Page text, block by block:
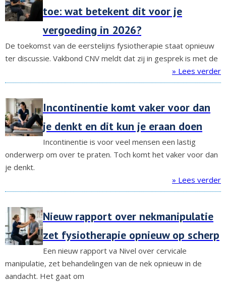
toe: wat betekent dit voor je
vergoeding in 2026?
De toekomst van de eerstelijns fysiotherapie staat opnieuw
ter discussie. Vakbond CNV meldt dat zij in gesprek is met de
» Lees verder
Incontinentie komt vaker voor dan
je denkt en dit kun je eraan doen
Incontinentie is voor veel mensen een lastig
onderwerp om over te praten. Toch komt het vaker voor dan
je denkt.
» Lees verder
Nieuw rapport over nekmanipulatie
zet fysiotherapie opnieuw op scherp
Een nieuw rapport va Nivel over cervicale
manipulatie, zet behandelingen van de nek opnieuw in de
aandacht. Het gaat om